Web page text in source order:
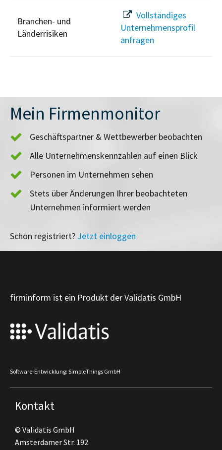
Branchen- und
Länderrisiken
Vollständiges
Unternehmensprofil
anfragen
Mein Firmenmonitor
Geschäftspartner & Wettbewerber beobachten
Alle Unternehmenskennzahlen auf einen Blick
Personen im Unternehmen sehen
Stets über Änderungen Ihrer beobachteten
Unternehmen informiert werden
Schon registriert? Jetzt einloggen
firminform ist ein Produkt der Validatis GmbH
Software-Entwicklung: SimpleThings GmbH
Kontakt
© Validatis GmbH
Amsterdamer Str. 192